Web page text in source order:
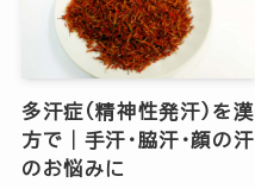
多汗症（精神性発汗）を漢
方で｜手汗・脇汗・顔の汗
のお悩みに